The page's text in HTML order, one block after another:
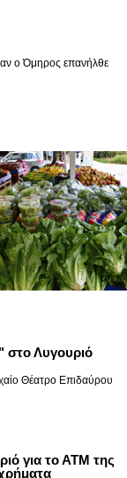
ο Όμηρος επανήλθε
στο Λυγουριό
Θέατρο Επιδαύρου
για το ΑΤΜ της